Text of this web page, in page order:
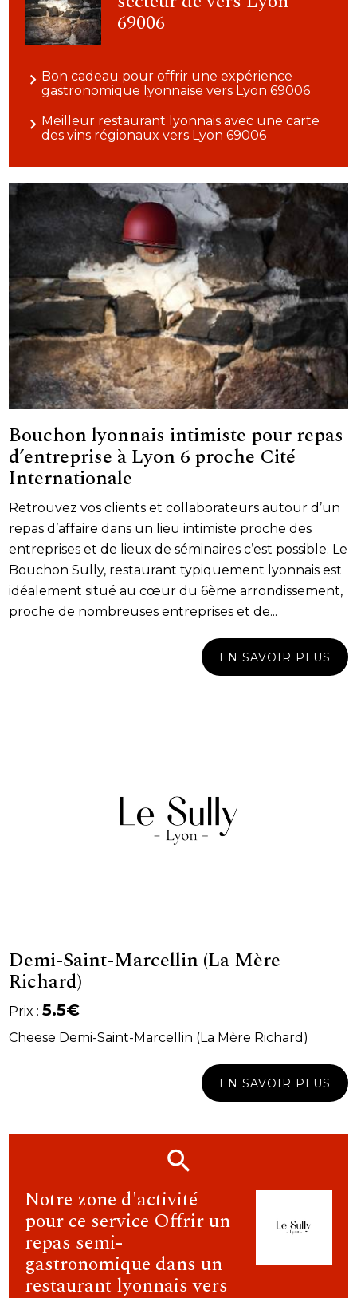
69006
Bon cadeau pour offrir une expérience
gastronomique lyonnaise vers Lyon 69006
Meilleur restaurant lyonnais avec une carte
des vins régionaux vers Lyon 69006
Bouchon lyonnais intimiste pour repas
d’entreprise à Lyon 6 proche Cité
Internationale
Retrouvez vos clients et collaborateurs autour d’un
repas d’affaire dans un lieu intimiste proche des
entreprises et de lieux de séminaires c’est possible. Le
Bouchon Sully, restaurant typiquement lyonnais est
idéalement situé au cœur du 6ème arrondissement,
proche de nombreuses entreprises et de...
EN SAVOIR PLUS
Demi-Saint-Marcellin (La Mère
Richard)
Prix :5.5€
Cheese Demi-Saint-Marcellin (La Mère Richard)
EN SAVOIR PLUS
Notre zone d'activité
pour ce service Offrir un
repas semi-
gastronomique dans un
restaurant lyonnais vers